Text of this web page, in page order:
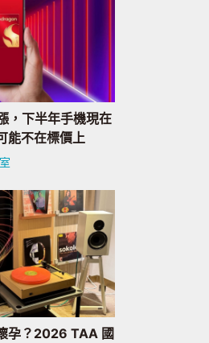
，下半年手機現在
能不在標價上
孕？2026 TAA 國